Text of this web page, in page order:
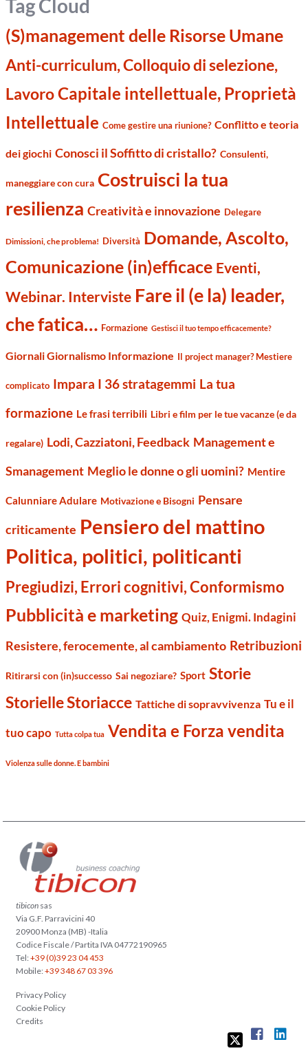
Tag Cloud
(S)management delle Risorse Umane
Anti-curriculum, Colloquio di selezione,
LavoroCapitale intellettuale, Proprietà
Intellettuale Come gestire una riunione? Conflitto e teoria
dei giochi Conosci il Soffitto di cristallo? Consulenti,
maneggiare con cura Costruisci la tua
resilienza Creatività e innovazione Delegare
Dimissioni, che problema! Diversità Domande, Ascolto,
Comunicazione (in)efficace Eventi,
Webinar. Interviste Fare il (e la) leader,
che fatica… Formazione Gestisci il tuo tempo efficacemente?
Giornali Giornalismo Informazione Il project manager? Mestiere
complicato Impara I 36 stratagemmi La tua
formazione Le frasi terribili Libri e film per le tue vacanze (e da
regalare) Lodi, Cazziatoni, Feedback Management e
Smanagement Meglio le donne o gli uomini? Mentire
Calunniare Adulare Motivazione e Bisogni Pensare
criticamente Pensiero del mattino
Politica, politici, politicanti
Pregiudizi, Errori cognitivi, Conformismo
Pubblicità e marketing Quiz, Enigmi. Indagini
Resistere, ferocemente, al cambiamento Retribuzioni
Ritirarsi con (in)successo Sai negoziare? Sport Storie
Storielle Storiacce Tattiche di sopravvivenza Tu e il
tuo capo Tutta colpa tua Vendita e Forza vendita
Violenza sulle donne. E bambini
tibicon sas
Via G.F. Parravicini 40
20900 Monza (MB) -Italia
Codice Fiscale / Partita IVA 04772190965
Tel:+39 (0)39 23 04 453
Mobile:+39 348 67 03 396
Privacy Policy
Cookie Policy
Credits